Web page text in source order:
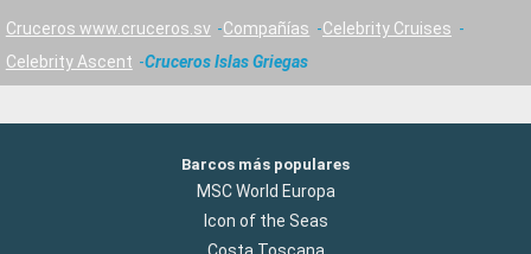
Cruceros www.cruceros.sv Compañías
Celebrity Cruises
Celebrity Ascent
Cruceros Islas Griegas
Barcos más populares
MSC World Europa
Icon of the Seas